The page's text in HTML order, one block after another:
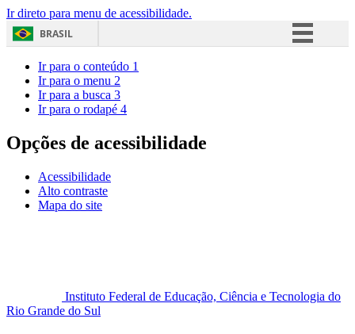
Ir direto para menu de acessibilidade.
BRASIL
Acesso à informação
Ir para o conteúdo 1
Ir para o menu 2
Ir para a busca 3
Ir para o rodapé 4
Opções de acessibilidade
Acessibilidade
Alto contraste
Mapa do site
Instituto Federal de Educação, Ciência e Tecnologia do
Rio Grande do Sul